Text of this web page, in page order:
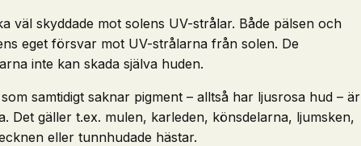
väl skyddade mot solens UV-strålar. Både pälsen och
eget försvar mot UV-strålarna från solen. De
inte kan skada själva huden.
samtidigt saknar pigment – alltså har ljusrosa hud – är
Det gäller t.ex. mulen, karleden, könsdelarna, ljumsken,
eller tunnhudade hästar.